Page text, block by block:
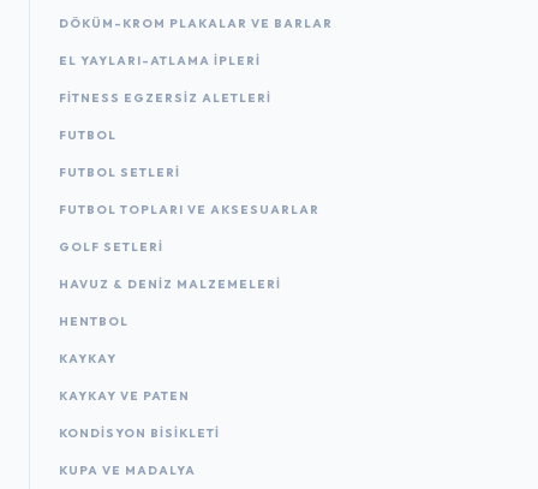
DÖKÜM-KROM PLAKALAR VE BARLAR
EL YAYLARI-ATLAMA IPLERI
FITNESS EGZERSIZ ALETLERI
FUTBOL
FUTBOL SETLERI
FUTBOL TOPLARI VE AKSESUARLAR
GOLF SETLERI
HAVUZ & DENIZ MALZEMELERI
HENTBOL
KAYKAY
KAYKAY VE PATEN
KONDISYON BISIKLETI
KUPA VE MADALYA